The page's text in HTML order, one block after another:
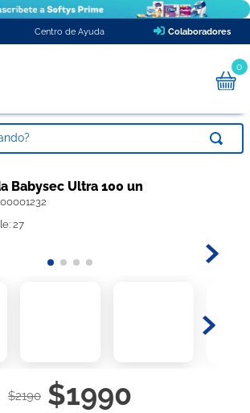
Centro de Ayuda Colaboradores
0
Babysec Ultra 100 un
27
$2190 $1990